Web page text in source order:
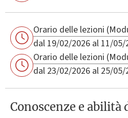
Orario delle lezioni
dal 19/02/2026 al 11/05/
Orario delle lezioni
dal 23/02/2026 al 25/05/
Conoscenze e abilità